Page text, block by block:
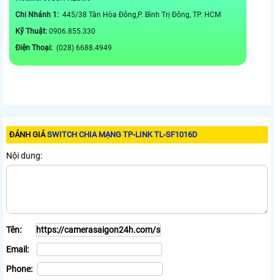
Chi Nhánh 1: 445/38 Tân Hòa Đông,P. Bình Trị Đông, TP. HCM
Kỹ Thuật: 0906.855.330
Điện Thoại: (028) 6688.4949
ĐÁNH GIÁSWITCH CHIA MẠNG TP-LINK TL-SF1016D
Nội dung:
Tên:
Email:
Phone: